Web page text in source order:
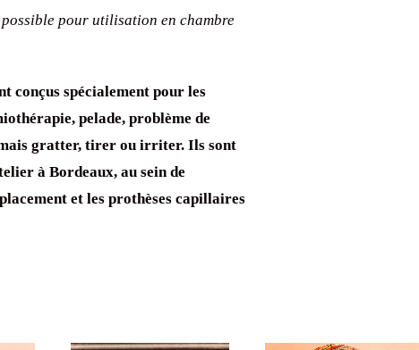
pour utilisation en chambre
conçus spécialement pour les
pelade, problème de
gratter, tirer ou irriter. Ils sont
à Bordeaux, au sein de
et les prothèses capillaires